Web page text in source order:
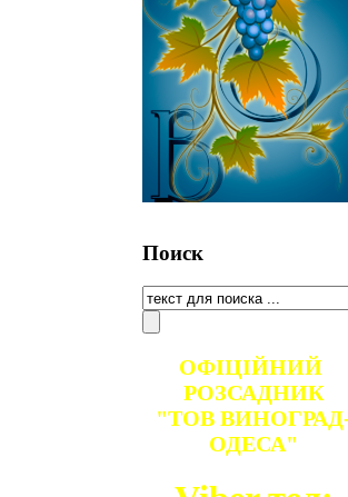
Поиск
ОФІЦІЙНИЙ
РОЗСАДНИК
"ТОВ
ОДЕСА"